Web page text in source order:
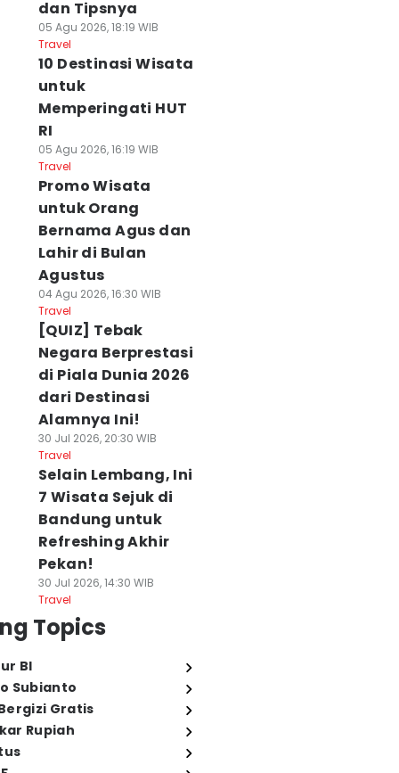
dan Tipsnya
05 Agu 2026, 18:19 WIB
Travel
10 Destinasi Wisata
untuk
Memperingati HUT
RI
05 Agu 2026, 16:19 WIB
Travel
Promo Wisata
untuk Orang
Bernama Agus dan
Lahir di Bulan
Agustus
04 Agu 2026, 16:30 WIB
Travel
[QUIZ] Tebak
Negara Berprestasi
di Piala Dunia 2026
dari Destinasi
Alamnya Ini!
30 Jul 2026, 20:30 WIB
Travel
Selain Lembang, Ini
7 Wisata Sejuk di
Bandung untuk
Refreshing Akhir
Pekan!
30 Jul 2026, 14:30 WIB
Travel
Topics
BI
Subianto
Gratis
Rupiah